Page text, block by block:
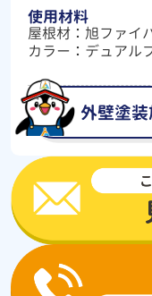
使用材料
屋根材：旭ファイ
カラー：デュアル
外壁塗